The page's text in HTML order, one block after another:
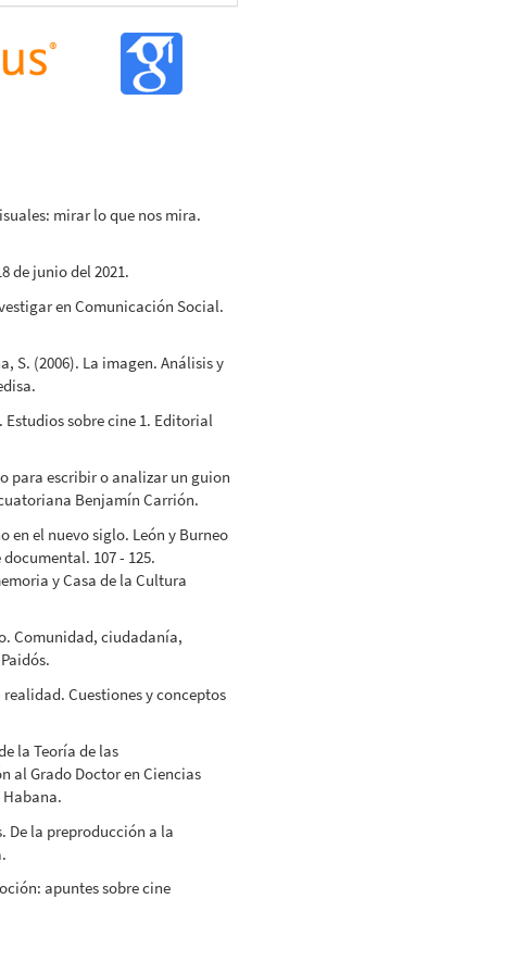
mirar lo que nos mira.
de junio del 2021.
en Comunicación Social.
S. (2006). La imagen. Análisis y
Estudios sobre cine 1. Editorial
para escribir o analizar un guion
Benjamín Carrión.
en el nuevo siglo. León y Burneo
107 - 125.
y Casa de la Cultura
Comunidad, ciudadanía,
Cuestiones y conceptos
la Teoría de las
al Grado Doctor en Ciencias
Habana.
De la preproducción a la
apuntes sobre cine